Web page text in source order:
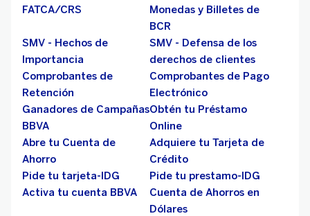
FATCA/CRS
Monedas y Billetes de
BCR
SMV - Hechos de
Importancia
SMV - Defensa de los
derechos de clientes
Comprobantes de
Retención
Comprobantes de Pago
Electrónico
Ganadores de Campañas
BBVA
Obtén tu Préstamo
Online
Abre tu Cuenta de
Ahorro
Adquiere tu Tarjeta de
Crédito
Pide tu tarjeta-IDG
Pide tu prestamo-IDG
Activa tu cuenta BBVA
Cuenta de Ahorros en
Dólares